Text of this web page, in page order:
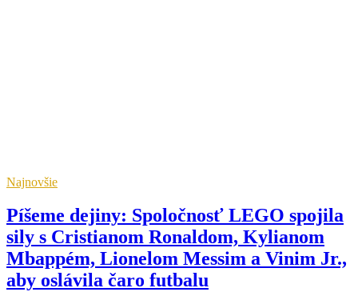
Najnovšie
Píšeme dejiny: Spoločnosť LEGO spojila
sily s Cristianom Ronaldom, Kylianom
Mbappém, Lionelom Messim a Vinim Jr.,
aby oslávila čaro futbalu